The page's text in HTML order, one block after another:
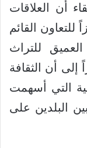
أن العلاقات
للتعاون القائم
العميق للتراث
أن الثقافة
التي أسهمت
البلدين على